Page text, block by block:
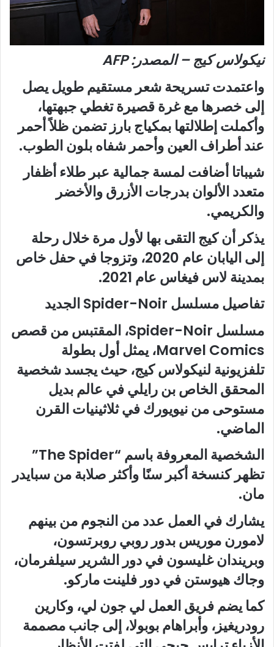
نيكولاس كيج – المصدر: AFP
واعتمدت تسريحة شعر مستقيم طويل يصل
إلى خصرها مع غرة قصيرة تغطي جبهتها،
وأكملت إطلالتها بمكياج بارز تضمن ظلاً أحمر
عند أطراف العين وأحمر شفاه بلون الطوب.
شيباتا أضافت لمسة جمالية عبر طلاء أظفار
متعدد الألوان بدرجات الأزرق والأخضر
والكريمي.
يذكر أن كيج التقى بها لأول مرة خلال رحلة
إلى اليابان عام 2020، وتزوجا في حفل خاص
بمدينة لاس فيغاس عام 2021.
تفاصيل مسلسل Spider-Noir الجديد
مسلسل Spider-Noir، المقتبس من قصص
Marvel Comics، يمثل أول بطولة
تلفزيونية لنيكولاس كيج، حيث يجسد شخصية
المحقق الخاص بن رايلي في عالم بديل
مستوحى من نيويورك في ثلاثينيات القرن
الماضي.
الشخصية المعروفة باسم “The Spider”
تظهر كنسخة أكبر سنًا وأكثر صلابة من سبايدر
مان.
يشارك في العمل عدد من النجوم من بينهم
لامورن موريس بدور روبي روبرتسون،
وبريندان غليسون في دور الشرير سيلفرمان،
وجاك هيوستن في دور فلينت ماركو.
كما يضم فريق العمل لي جون لي، وكارين
رودريغيز، وأبراهام بوبولا، إلى جانب مصممة